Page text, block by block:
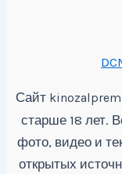
Сайт
старше 18 лет.
фото, видео и
открытых